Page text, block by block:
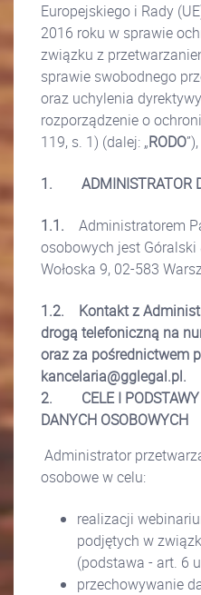
Europejskiego i Rady
2016 roku w sprawie
związku z
sprawie swobodnego
oraz uchylenia
rozporządzenie o
119, s. 1) (dalej: „RODO
1. ADMINISTRATOR
1.1.
Administratorem
osobowych jest Góralski
Wołoska 9, 02-583
1.2.
Kontakt z
drogą telefoniczną na
oraz za pośrednictwem
kancelaria@gglegal.pl.
2.
CELE I
DANYCH OSOBOWYCH
Administrator
osobowe w celu:
realizacji
podjętych w
(podstawa - art. 6
przechowywanie